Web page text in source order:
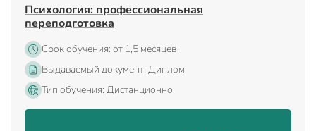
Психология: профессиональная
переподготовка
Срок обучения: от 1,5 месяцев
Выдаваемый документ: Диплом
Тип обучения: Дистанционно